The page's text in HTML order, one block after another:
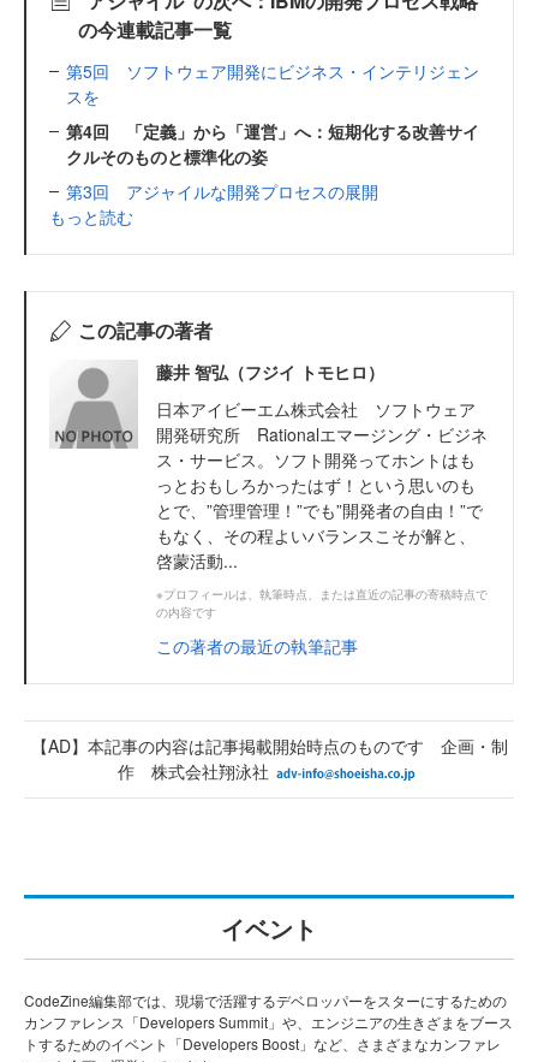
の今連載記事一覧
第5回 ソフトウェア開発にビジネス・インテリジェン
スを
第4回 「定義」から「運営」へ：短期化する改善サイ
クルそのものと標準化の姿
第3回 アジャイルな開発プロセスの展開
もっと読む
この記事の著者
藤井 智弘（フジイ トモヒロ）
日本アイビーエム株式会社 ソフトウェア
開発研究所 Rationalエマージング・ビジネ
ス・サービス。ソフト開発ってホントはも
っとおもしろかったはず！という思いのも
とで、”管理管理！”でも”開発者の自由！”で
もなく、その程よいバランスこそが解と、
啓蒙活動...
※プロフィールは、執筆時点、または直近の記事の寄稿時点で
の内容です
この著者の最近の執筆記事
【AD】本記事の内容は記事掲載開始時点のものです 企画・制
作 株式会社翔泳社
イベント
CodeZine編集部では、現場で活躍するデベロッパーをスターにするための
カンファレンス「Developers Summit」や、エンジニアの生きざまをブース
トするためのイベント「Developers Boost」など、さまざまなカンファレ